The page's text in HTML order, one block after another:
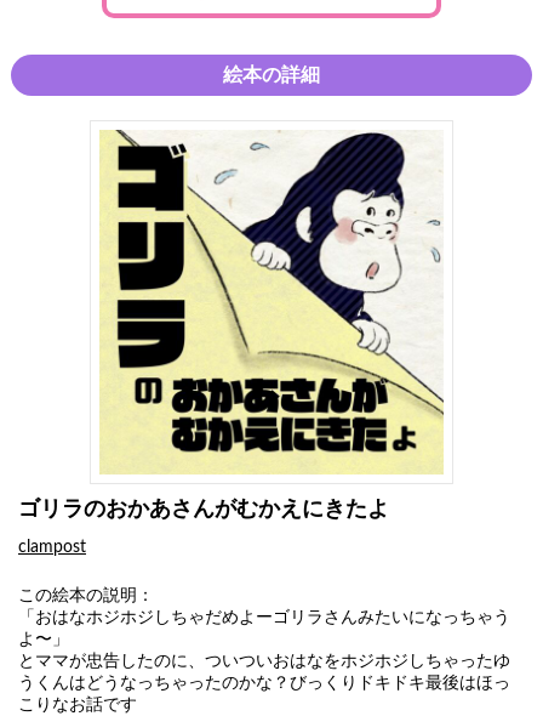
絵本の詳細
ゴリラのおかあさんがむかえにきたよ
clampost
この絵本の説明：
「おはなホジホジしちゃだめよーゴリラさんみたいになっちゃう
よ〜」
とママが忠告したのに、ついついおはなをホジホジしちゃったゆ
うくんはどうなっちゃったのかな？びっくりドキドキ最後はほっ
こりなお話です